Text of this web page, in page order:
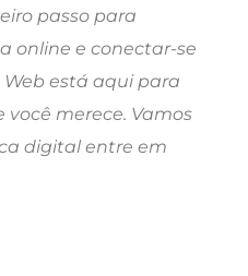
passo para
online e conectar-se
Web está aqui para
merece. Vamos
digital entre em